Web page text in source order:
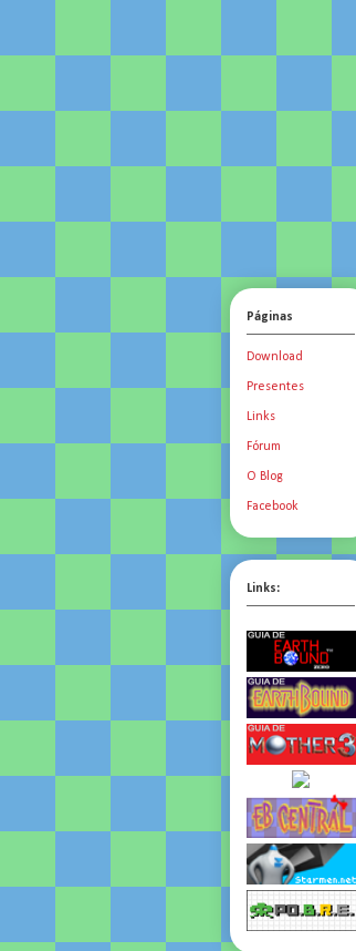
Páginas
Download
Presentes
Links
Fórum
O Blog
Facebook
Links: